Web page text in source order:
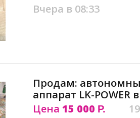
Вчера в 08:33
Продам:
аппарат LK-POWER
Цена 15 000 Р.